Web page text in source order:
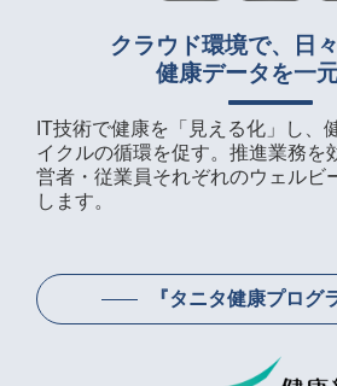
クラウド環境で、日
健康データを一
IT技術で健康を「見える化」し、
イクルの循環を促す。推進業務を
営者・従業員それぞれのウェルビ
します。
『タニタ健康プログ